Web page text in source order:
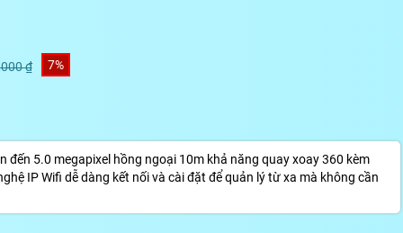
₫ 7%
đến 5.0 megapixel hồng ngoại 10m khả năng quay xoay 360 kèm
IP Wifi dễ dàng kết nối và cài đặt để quản lý từ xa mà không cần